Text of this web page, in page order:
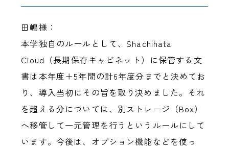
田嶋様：
本学独自のルールとして、Shachihata
Cloud（長期保存キャビネット）に保管する文
書は本年度＋5年間の計6年度分までと決めてお
り、導入当初にその旨を取り決めました。それ
を超える分については、別ストレージ（Box）
へ移管して一元管理を行うというルールにして
います。今後は、オプション機能などを使っ